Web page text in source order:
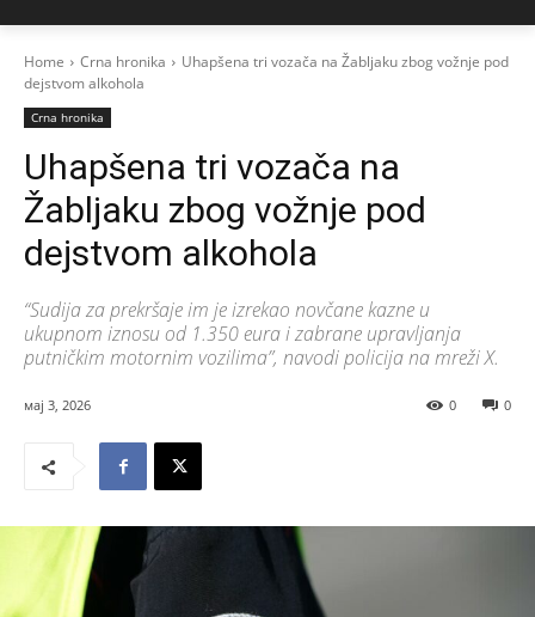
Home Crna hronika
Uhapšena tri vozača na Žabljaku zbog vožnje pod
dejstvom alkohola
Crna hronika
Uhapšena tri vozača na
Žabljaku zbog vožnje pod
dejstvom alkohola
“Sudija za prekršaje im je izrekao novčane kazne u
ukupnom iznosu od 1.350 eura i zabrane upravljanja
putničkim motornim vozilima”, navodi policija na mreži X.
мај 3, 2026 0
0